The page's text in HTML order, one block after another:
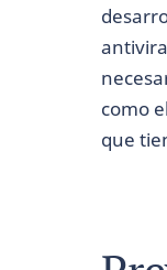
como
que